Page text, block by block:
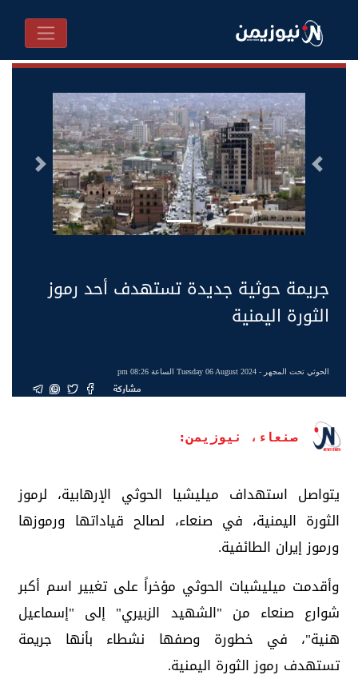
السابق التالى
جريمة حوثية جديدة تستهدف أحد رموز
الثورة اليمنية
الحوثي تحت المجهر - Tuesday 06 August 2024 الساعة 08:26 pm
مشاركة
صنعاء، نيوزيمن:
يتواصل استهداف ميليشيا الحوثي الإرهابية، لرموز
الثورة اليمنية، في صنعاء، لصالح قياداتها ورموزها
ورموز إيران الطائفية.
وأقدمت ميليشيات الحوثي مؤخراً على تغيير اسم أكبر
شوارع صنعاء من "الشهيد الزبيري" إلى "إسماعيل
هنية"، في خطورة وصفها نشطاء بأنها جريمة
تستهدف رموز الثورة اليمنية.